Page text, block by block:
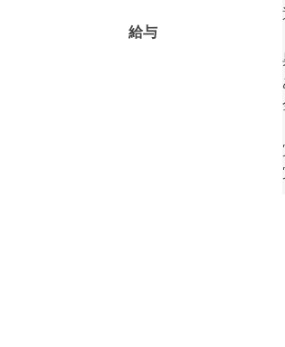
給与